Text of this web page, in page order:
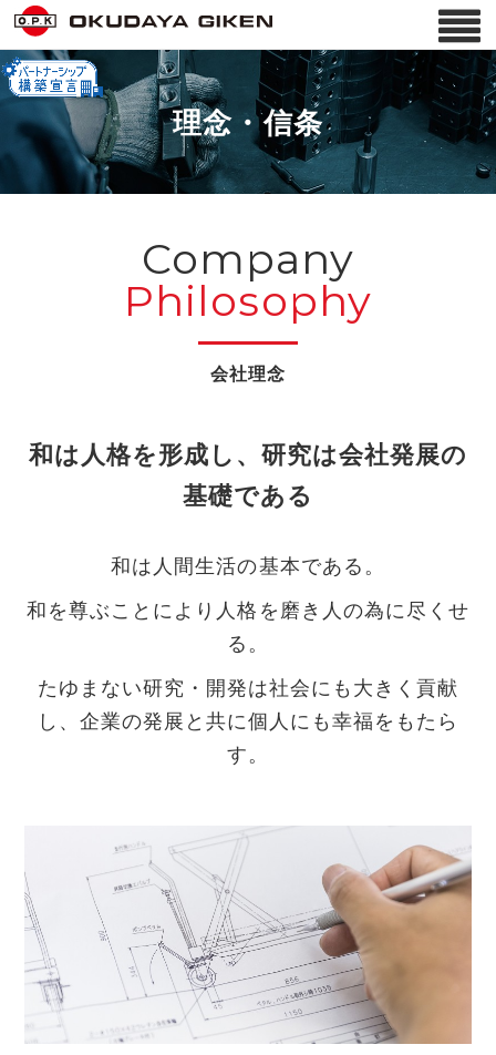
理念・信条
Company
Philosophy
和は人格を形成し、研究は会社発展の
基礎である
和は人間生活の基本である。
和を尊ぶことにより人格を磨き人の為に尽くせ
る。
たゆまない研究・開発は社会にも大きく貢献
し、企業の発展と共に個人にも幸福をもたら
す。